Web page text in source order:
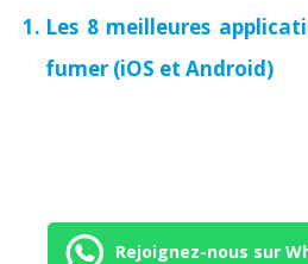
Les 8 meilleures
fumer (iOS et Android)
Rejoignez-nous sur